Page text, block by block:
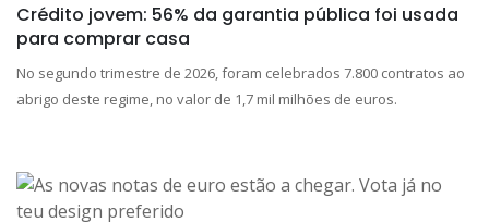
Crédito jovem: 56% da garantia pública foi usada
para comprar casa
No segundo trimestre de 2026, foram celebrados 7.800 contratos ao
abrigo deste regime, no valor de 1,7 mil milhões de euros.